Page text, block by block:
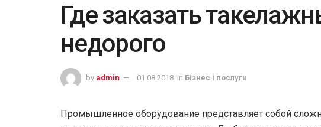
Где заказать
недорого
by admin 01.08.2018 in Бізнес і послуги
Промышленное оборудование представляет собой